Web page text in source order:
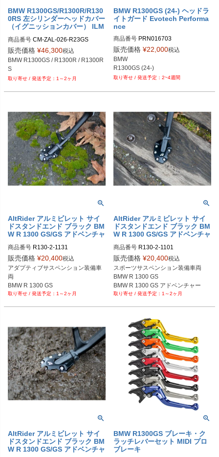
BMW R1300GS/R1300R/R130
0RS 左シリンダーヘッドカバー
（イグニッションカバー） ILM
商品番号 CM-ZAL-026-R23GS
メーカー品番：CM.ZAL.026.R23GS
販売価格 ¥46,300税込
BMW R1300GS / R1300R / R1300R
S
1～2ヶ月
BMW R1300GS (24-) ヘッドラ
イトガード Evotech Performa
nce
商品番号 PRN016703
PRN016703-01
PRN016703-02
PRN016703-03
PRN016703-04
PRN016703-05
販売価格 ¥22,000税込
BMW
R1300GS (24-)
2~4週間
AltRider アルミビレット サイ
ドスタンドエンド ブラック BM
W R 1300 GS/GS アドベンチャ
6に適合
商品番号 R130-2-1131
販売価格 ¥20,400税込
アダプティブサスペンション装備車
両
BMW R 1300 GS
BMW R 1300 GS アドベンチャー
1～2ヶ月
AltRider アルミビレット サイ
ドスタンドエンド ブラック BM
W R 1300 GS/GS アドベンチャ
9に適合
商品番号 R130-2-1101
販売価格 ¥20,400税込
スポーツサスペンション装備車両
BMW R 1300 GS
BMW R 1300 GS アドベンチャー
1～2ヶ月
AltRider アルミビレット サイ
ドスタンドエンド ブラック BM
W R 1300 GS/GS アドベンチャ
BMW R1300GS ブレーキ・ク
ラッチレバーセット MIDI プロ
ブレーキ